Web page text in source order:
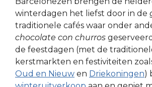
winterdagen het liefst door in de
traditionele cafés waar onder
chocolate con churros
de feestdagen (met de
kerstmarkten en festiviteiten
Oud en Nieuw en Driekoningen)